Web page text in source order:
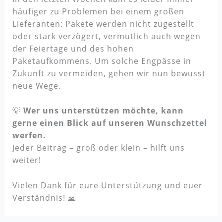
häufiger zu Problemen bei einem großen
Lieferanten: Pakete werden nicht zugestellt
oder stark verzögert, vermutlich auch wegen
der Feiertage und des hohen
Paketaufkommens. Um solche Engpässe in
Zukunft zu vermeiden, gehen wir nun bewusst
neue Wege.
💡 Wer uns unterstützen möchte, kann
gerne einen Blick auf unseren Wunschzettel
werfen.
Jeder Beitrag – groß oder klein – hilft uns
weiter!
Vielen Dank für eure Unterstützung und euer
Verständnis! 🙏